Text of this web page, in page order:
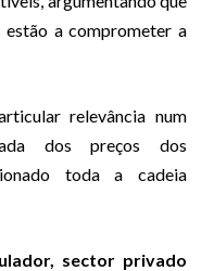
estão a comprometer a
relevância num
dos preços dos
toda a cadeia
sector privado